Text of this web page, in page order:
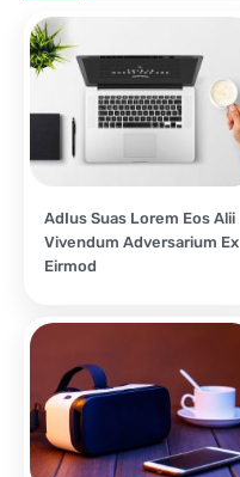
AdIus Suas Lorem Eos Alii
Vivendum Adversarium Ex
Eirmod